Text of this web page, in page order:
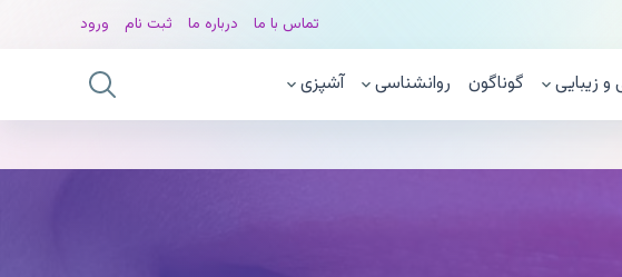
تماس با ما درباره ما ثبت نام ورود
و زیبایی گوناگون روانشناسی آشپزی